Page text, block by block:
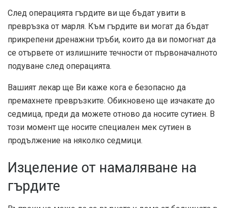
След операцията гърдите ви ще бъдат увити в
превръзка от марля. Към гърдите ви могат да бъдат
прикрепени дренажни тръби, които да ви помогнат да
се отървете от излишните течности от първоначалното
подуване след операцията.
Вашият лекар ще Ви каже кога е безопасно да
премахнете превръзките. Обикновено ще изчакате до
седмица, преди да можете отново да носите сутиен. В
този момент ще носите специален мек сутиен в
продължение на няколко седмици.
Изцеление от намаляване на
гърдите